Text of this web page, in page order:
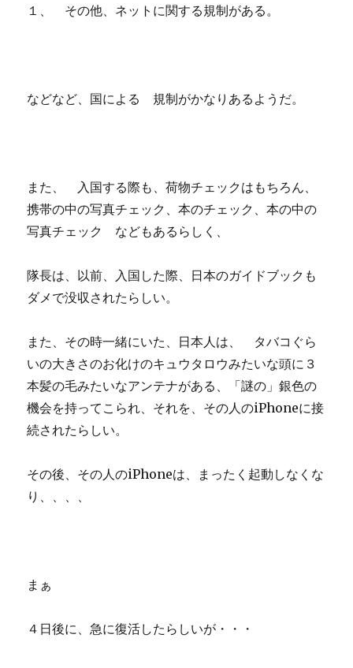
１、 その他、ネットに関する規制がある。
などなど、国による 規制がかなりあるようだ。
また、 入国する際も、荷物チェックはもちろん、
携帯の中の写真チェック、本のチェック、本の中の
写真チェック などもあるらしく、
隊長は、以前、入国した際、日本のガイドブックも
ダメで没収されたらしい。
また、その時一緒にいた、日本人は、 タバコぐら
いの大きさのお化けのキュウタロウみたいな頭に３
本髪の毛みたいなアンテナがある、「謎の」銀色の
機会を持ってこられ、それを、その人のiPhoneに接
続されたらしい。
その後、その人のiPhoneは、まったく起動しなくな
り、、、、
まぁ
４日後に、急に復活したらしいが・・・